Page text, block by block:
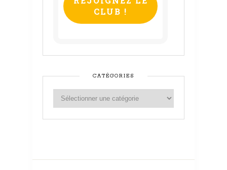
CATÉGORIES